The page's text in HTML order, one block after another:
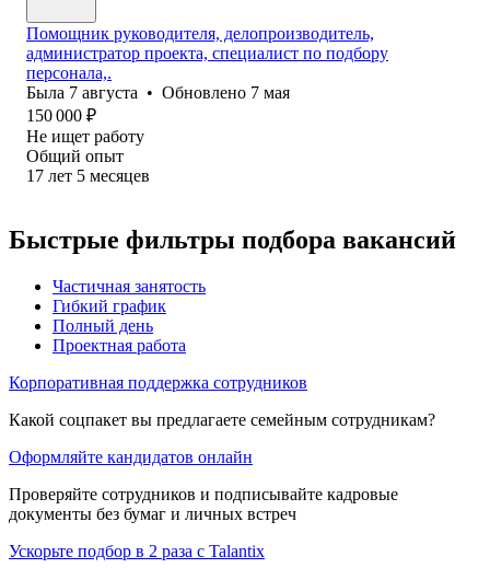
Помощник руководителя, делопроизводитель,
администратор проекта, специалист по подбору
персонала,.
Была 7 августа • Обновлено 7 мая
150 000 ₽
Не ищет работу
Общий опыт
17 лет 5 месяцев
Быстрые фильтры подбора вакансий
Частичная занятость
Гибкий график
Полный день
Проектная работа
Корпоративная поддержка сотрудников
Какой соцпакет вы предлагаете семейным сотрудникам?
Оформляйте кандидатов онлайн
Проверяйте сотрудников и подписывайте кадровые
документы без бумаг и личных встреч
Ускорьте подбор в 2 раза с Talantix